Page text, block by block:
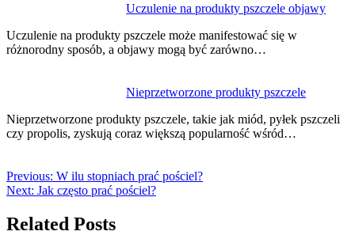
Uczulenie na produkty pszczele objawy
Uczulenie na produkty pszczele może manifestować się w
różnorodny sposób, a objawy mogą być zarówno…
Nieprzetworzone produkty pszczele
Nieprzetworzone produkty pszczele, takie jak miód, pyłek pszczeli
czy propolis, zyskują coraz większą popularność wśród…
Previous: W ilu stopniach prać pościel?
Next: Jak często prać pościel?
Related Posts